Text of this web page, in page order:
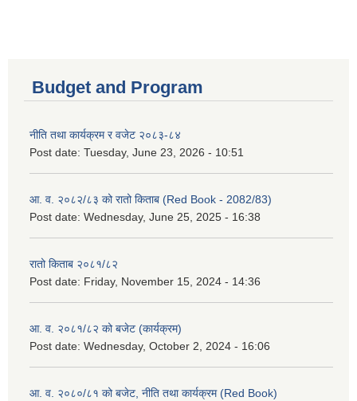
Budget and Program
नीति तथा कार्यक्रम र वजेट २०८३-८४
Post date: Tuesday, June 23, 2026 - 10:51
आ. व. २०८२/८३ को रातो किताब (Red Book - 2082/83)
Post date: Wednesday, June 25, 2025 - 16:38
रातो किताब २०८१/८२
Post date: Friday, November 15, 2024 - 14:36
आ. व. २०८१/८२ को बजेट (कार्यक्रम)
Post date: Wednesday, October 2, 2024 - 16:06
आ. व. २०८०/८१ को बजेट, नीति तथा कार्यक्रम (Red Book)